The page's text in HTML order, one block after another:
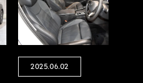
2025.06.02